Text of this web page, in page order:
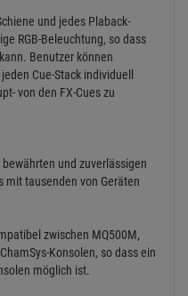
und jedes Plaback-
RGB-Beleuchtung, so dass
Benutzer können
Cue-Stack individuell
von den FX-Cues zu
und zuverlässigen
mit tausenden von Geräten
zwischen MQ500M,
Konsolen, so dass ein
möglich ist.